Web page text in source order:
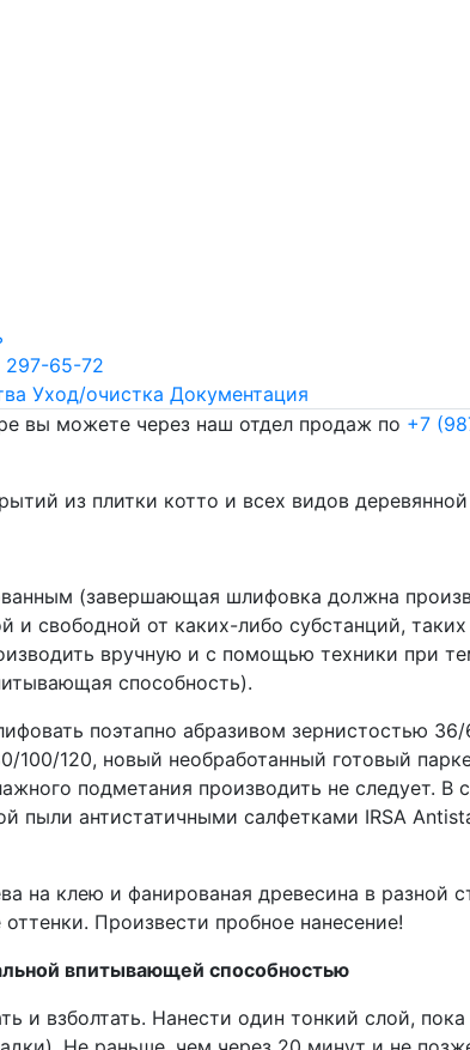
297-65-72
Уход/очистка Документация
вы можете через наш отдел продаж по +7
из плитки котто и всех видов
(завершающая шлифовка должна
и свободной от каких-либо субстанций,
вручную и с помощью техники при
способность).
поэтапно абразивом зернистостью
120, новый необработанный готовый
подметания производить не следует. В
пыли антистатичными салфетками IRSA
на клею и фанированая древесина в разной
Произвести пробное нанесение!
впитывающей способностью
и взболтать. Нанести один тонкий слой,